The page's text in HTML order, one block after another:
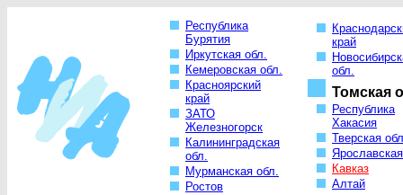
Республика
Бурятия
Иркутская обл.
Кемеровская обл.
Красноярский
край
ЗАТО
Железногорск
Калининградская
обл.
Мурманская обл.
Ростов
край
обл.
Томская
Республика
Хакасия
Тверская
Кавказ
Алтай